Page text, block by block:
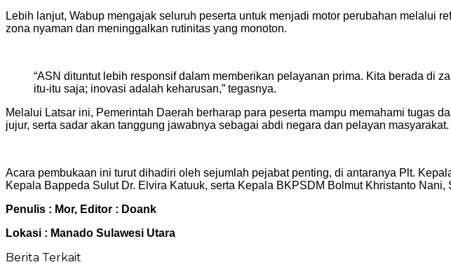
Lebih lanjut, Wabup mengajak seluruh peserta untuk menjadi motor perubahan melalui
zona nyaman dan meninggalkan rutinitas yang monoton.
“ASN dituntut lebih responsif dalam memberikan pelayanan prima. Kita berada di
itu-itu saja; inovasi adalah keharusan,” tegasnya.
Melalui Latsar ini, Pemerintah Daerah berharap para peserta mampu memahami tugas
jujur, serta sadar akan tanggung jawabnya sebagai abdi negara dan pelayan masyarakat.
Acara pembukaan ini turut dihadiri oleh sejumlah pejabat penting, di antaranya Plt.
Kepala Bappeda Sulut Dr. Elvira Katuuk, serta Kepala BKPSDM Bolmut Khristanto Nani,
Penulis : Mor, Editor : Doank
Lokasi : Manado Sulawesi Utara
Berita Terkait